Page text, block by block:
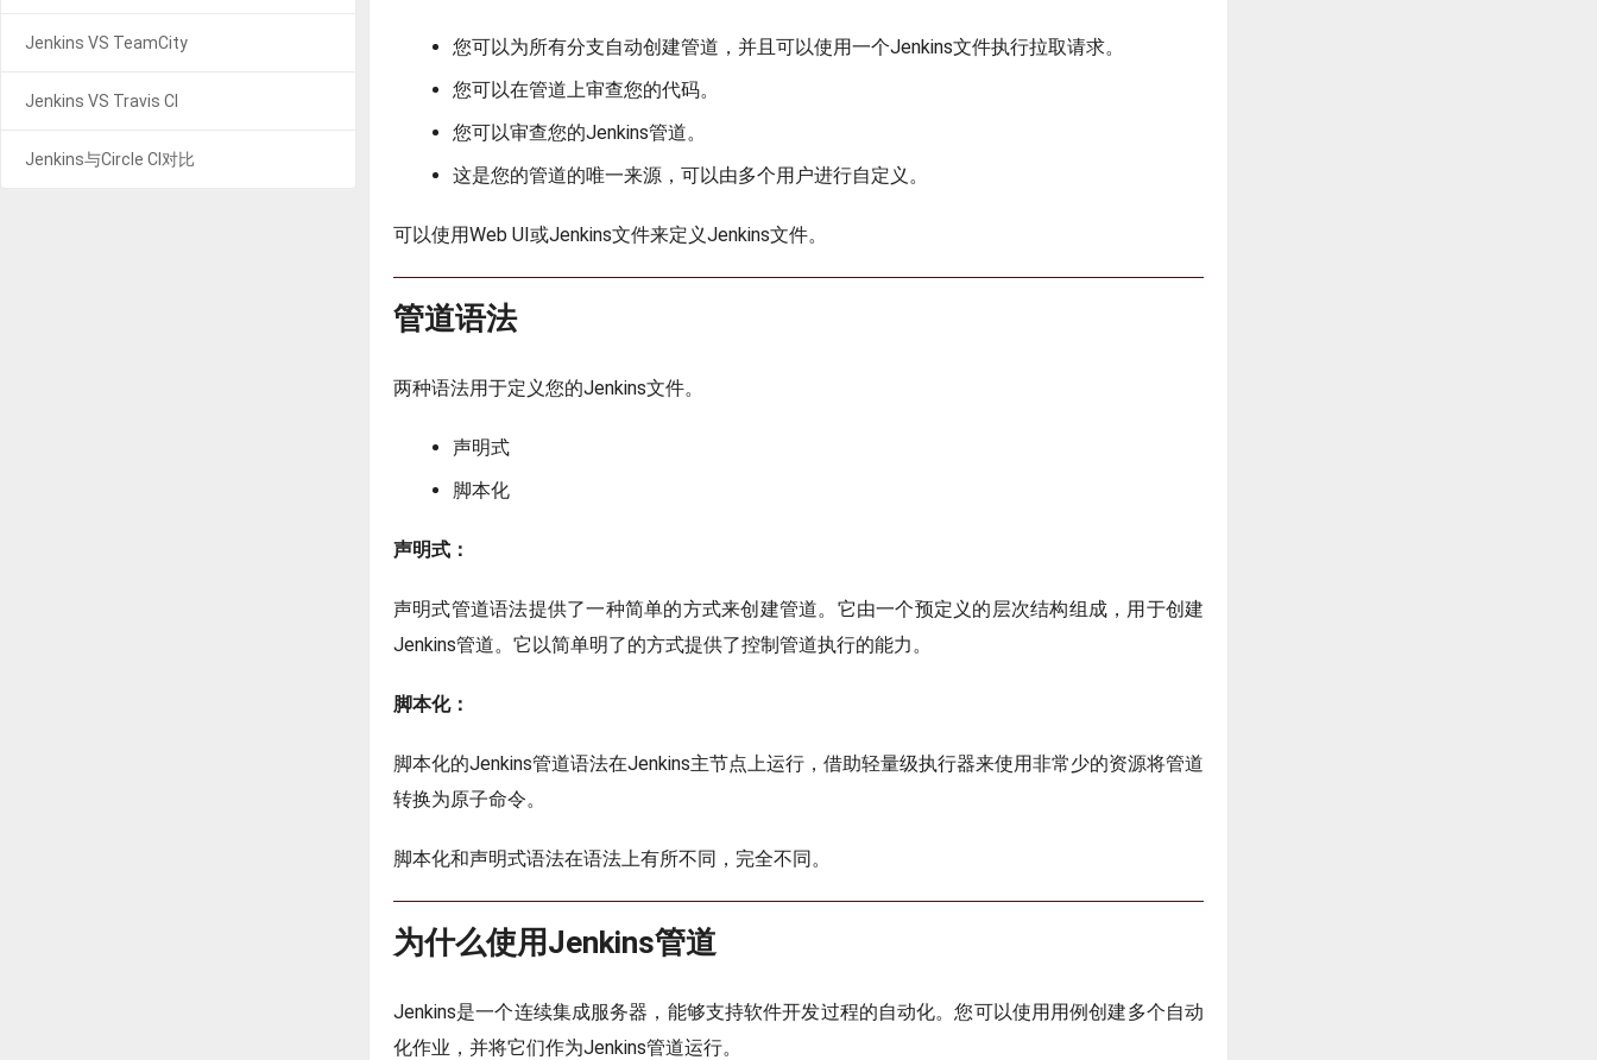
您可以为所有分支自动创建管道，并且可以使用一个Jenkins文件执行拉取请求。
您可以在管道上审查您的代码。
您可以审查您的Jenkins管道。
这是您的管道的唯一来源，可以由多个用户进行自定义。
可以使用Web UI或Jenkins文件来定义Jenkins文件。
管道语法
两种语法用于定义您的Jenkins文件。
声明式
脚本化
声明式：
声明式管道语法提供了一种简单的方式来创建管道。它由一个预定义的层次结构组成，用于创建
Jenkins管道。它以简单明了的方式提供了控制管道执行的能力。
脚本化：
脚本化的Jenkins管道语法在Jenkins主节点上运行，借助轻量级执行器来使用非常少的资源将管道
转换为原子命令。
脚本化和声明式语法在语法上有所不同，完全不同。
为什么使用Jenkins管道
Jenkins是一个连续集成服务器，能够支持软件开发过程的自动化。您可以使用用例创建多个自动
化作业，并将它们作为Jenkins管道运行。
Jenkins VS TeamCity
Jenkins VS Travis CI
Jenkins与Circle CI对比